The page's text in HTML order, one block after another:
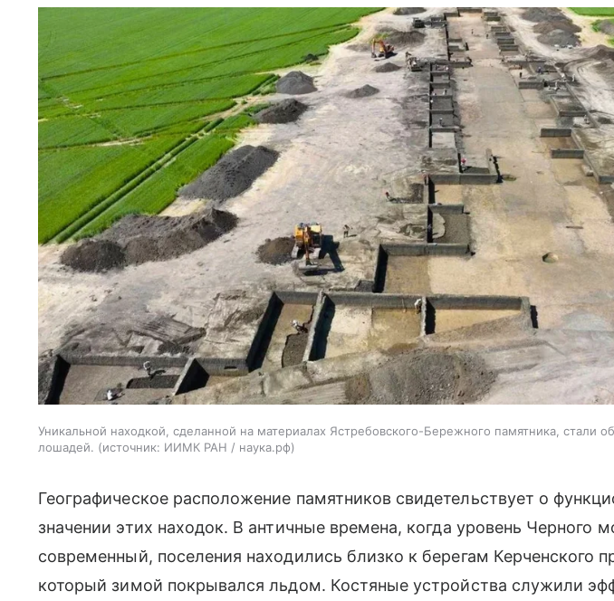
Уникальной находкой, сделанной на материалах Ястребовского-Бережного памятника, стали
лошадей.
источник: ИИМК РАН / наука.рф
Географическое расположение памятников свидетельствует о
значении этих находок. В античные времена, когда уровень Черного
современный, поселения находились близко к берегам Керченского
который зимой покрывался льдом. Костяные устройства служили